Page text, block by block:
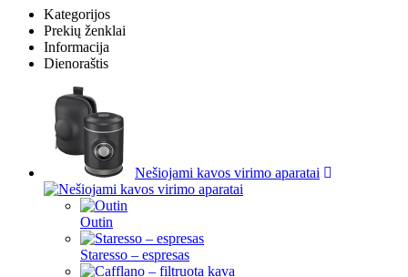
Kategorijos
Prekių ženklai
Informacija
Dienoraštis
Nešiojami kavos virimo aparatai
Outin
Staresso – espresas